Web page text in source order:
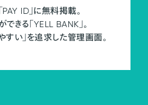
PAY ID」に無料掲載。
きる「YELL BANK」。
すい」を追求した管理画面。